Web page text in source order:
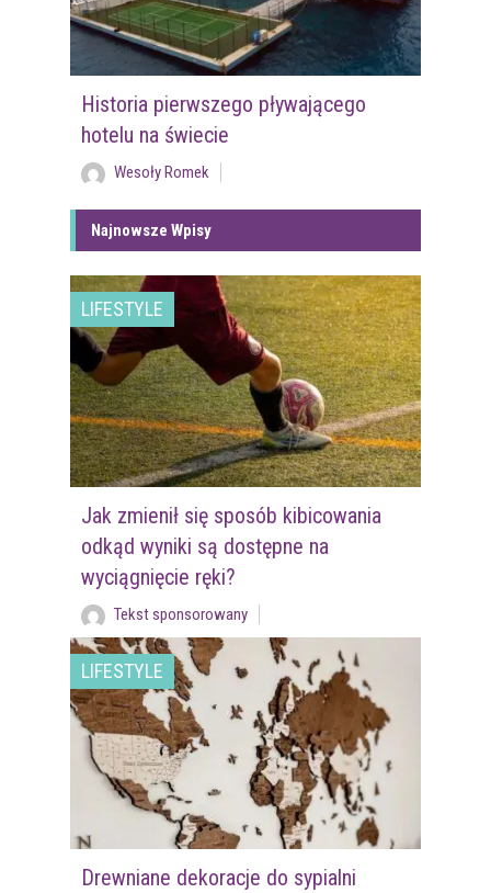
Historia pierwszego pływającego
hotelu na świecie
Wesoły Romek
Najnowsze Wpisy
LIFESTYLE
Jak zmienił się sposób kibicowania
odkąd wyniki są dostępne na
wyciągnięcie ręki?
Tekst sponsorowany
LIFESTYLE
Drewniane dekoracje do sypialni